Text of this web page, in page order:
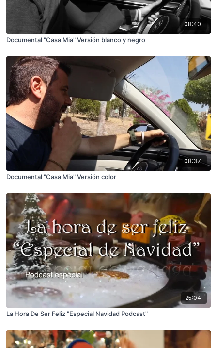
08:40
Documental "Casa Mia" Versión blanco y negro
08:37
Documental "Casa Mia" Versión color
25:04
La Hora De Ser Feliz "Especial Navidad Podcast"